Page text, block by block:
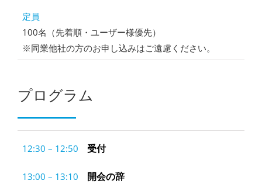
定員
100名（先着順・ユーザー様優先）
※同業他社の方のお申し込みはご遠慮ください。
プログラム
12:30 – 12:50 受付
13:00 – 13:10 開会の辞